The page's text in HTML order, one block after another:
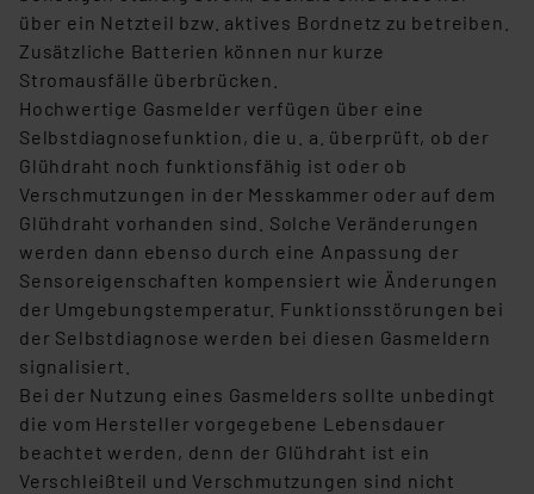
Angemessenheitsbeschluss der EU. Dies bedeutet,
dass die USA als Land mit unzureichendem
Datenschutz nach EU-Standards eingestuft wird. So
besteht etwa das Risiko, dass US-Behörden
personenbezogene Daten in
Überwachungsprogrammen verarbeiten, ohne dass
hiergegen Klagemöglichkeiten für Europäer bestehen.
Unsere Kooperation mit diesen Dienstleistern stützt
sich auf die Standarddatenschutzklauseln der
Europäischen Kommission sowie einer eigenen
Beurteilung der mit der Datenübermittlung,
insbesondere der Art der übermittelten Daten,
verbundenen Risiken.“
Impressum|Datenschutzerklärung
über ein Netzteil bzw. aktives Bordnetz zu betreiben.
Zusätzliche Batterien können nur kurze
Stromausfälle überbrücken.
Hochwertige Gasmelder verfügen über eine
Selbstdiagnosefunktion, die u. a. überprüft, ob der
Glühdraht noch funktionsfähig ist oder ob
Verschmutzungen in der Messkammer oder auf dem
Glühdraht vorhanden sind. Solche Veränderungen
werden dann ebenso durch eine Anpassung der
Sensoreigenschaften kompensiert wie Änderungen
der Umgebungstemperatur. Funktionsstörungen bei
der Selbstdiagnose werden bei diesen Gasmeldern
signalisiert.
Bei der Nutzung eines Gasmelders sollte unbedingt
die vom Hersteller vorgegebene Lebensdauer
beachtet werden, denn der Glühdraht ist ein
Verschleißteil und Verschmutzungen sind nicht